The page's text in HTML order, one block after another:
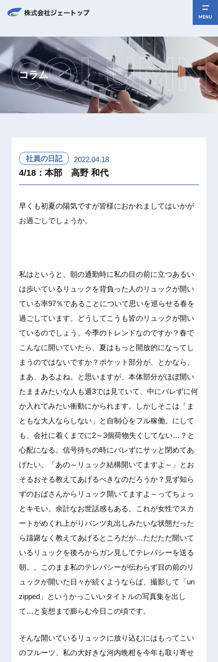
MENU
コラム
社員の日記 2022.04.18
4/18：本部 高野 和代
早くも初夏の陽気ですが皆様におかれましてはいかが
お過ごしでしょうか。
私はというと、朝の通勤時に私の目の前に立つあるい
は歩いているリュックを背負った人のリュックが開い
ている率97％であることについて思いを巡らせる春を
過ごしています。どうしてこうも皆のリュックが開い
ているのでしょう。今季のトレンドなのですか？春で
こんなに開いていたら、夏はもっと開放的になってし
まうのではないですか？ポケット部分が、とかなら、
まあ、あるよね。と思いますが、本体部分がほぼ開い
たままみたいな人も週3では見ていて、中にバレずに何
か入れてみたい衝動にかられます。しかしそこは「ま
ともな大人ならしない」と自制心をフル稼働。にして
も、会社に着くまでに2～3個荷物失くしてない…？と
心配になる。信号待ちの時にバレずにサッと閉めてあ
げたい。「あの～リュック結構開いてますよ～」とお
そるおそる教えてあげるべきなのだろうか？見ず知ら
ずのおばさんからリュック開いてますよ～ってちょっ
とキモい。余計なお世話感もある。これが女性でスカ
ートがめくれ上がりパンツ丸出しみたいな状態だった
ら躊躇なく教えてあげるところだが…ただただ開いて
いるリュックを後ろからガン見してテレパシーを送る
朝。。このまま私のテレパシーが伝わらず目の前のリ
ュックが開いた日々が続くようならば、撮影して「un
zipped」というかっこいいタイトルの写真集を出し
て…と妄想まで膨らむ今日この頃です。
そんな開いているリュックに放り込むにはもってこい
のフルーツ、私の大好きな河内晩柑を今年も取り寄せ